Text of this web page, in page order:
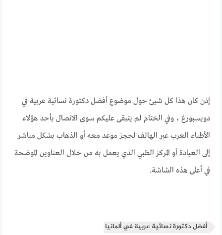
إذن كان هذا كل شيئ حول موضوع أفضل دكتورة نسائية عربية في
دويسبورغ ، وفي الختام لم يتبقى عليكم سوى الاتصال بأحد هؤلاء
الأطباء العرب عبر الهاتف لحجز موعد معه أو الذهاب بشكل مباشر
إلى العيادة أو المركز الطبي الذي يعمل به من خلال العناوين الموضحة
في أعلى هذه الشاشة.
أفضل دكتورة نسائية عربية في ألمانيا